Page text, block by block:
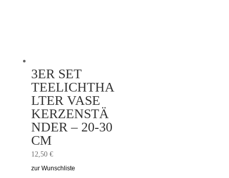
3ER SET
TEELICHTHA
LTER VASE
KERZENSTÄ
NDER – 20-30
CM
12,50 €
zur Wunschliste